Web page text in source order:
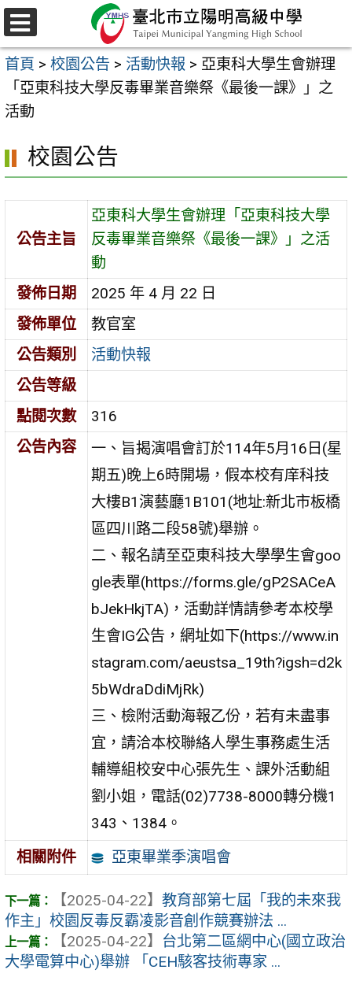
跳
至
主
內
區
選
單
首頁 > 校園公告 > 活動快報 > 亞東科大學生會辦理
「亞東科技大學反毒畢業音樂祭《最後一課》」之
活動
校園公告
公告主旨
亞東科大學生會辦理「亞東科技大學
反毒畢業音樂祭《最後一課》」之活
動
發佈日期
2025 年 4 月 22 日
發佈單位
教官室
公告類別
活動快報
公告等級
點閱次數
316
公告內容
一、旨揭演唱會訂於114年5月16日(星
期五)晚上6時開場，假本校有庠科技
大樓B1演藝廳1B101(地址:新北市板橋
區四川路二段58號)舉辦。
二、報名請至亞東科技大學學生會goo
gle表單(https://forms.gle/gP2SACeA
bJekHkjTA)，活動詳情請參考本校學
生會IG公告，網址如下(https://www.in
stagram.com/aeustsa_19th?igsh=d2k
5bWdraDdiMjRk)
三、檢附活動海報乙份，若有未盡事
宜，請洽本校聯絡人學生事務處生活
輔導組校安中心張先生、課外活動組
劉小姐，電話(02)7738-8000轉分機1
343、1384。
相關附件
亞東畢業季演唱會
【2025-04-22】 教育部第七屆「我的未來我
作主」校園反毒反霸凌影音創作競賽辦法 ...
【2025-04-22】 台北第二區網中心(國立政治
大學電算中心)舉辦 「CEH駭客技術專家 ...